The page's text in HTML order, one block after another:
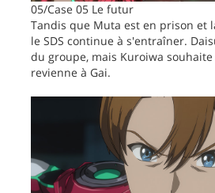
05/Case 05 Le futur
Tandis que Muta est en prison et
le SDS continue à s'entraîner.
du groupe, mais Kuroiwa
revienne à Gai.